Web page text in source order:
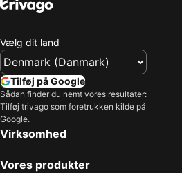
Vælg dit land
Tilføj på Google
Sådan finder du nemt vores resultater:
Tilføj trivago som foretrukken kilde på
Google.
Virksomhed
Vores produkter